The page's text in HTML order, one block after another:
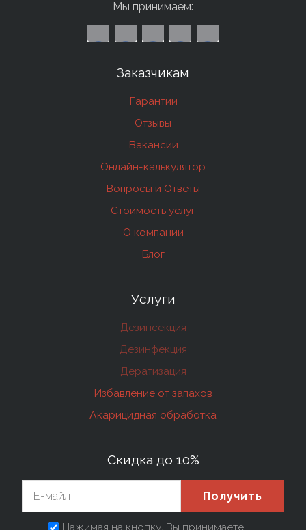
Мы принимаем:
Заказчикам
Гарантии
Отзывы
Вакансии
Онлайн-калькулятор
Вопросы и Ответы
Стоимость услуг
О компании
Блог
Услуги
Дезинсекция
Дезинфекция
Дератизация
Избавление от запахов
Акарицидная обработка
Скидка до 10%
Получить
Нажимая на кнопку, Вы принимаете